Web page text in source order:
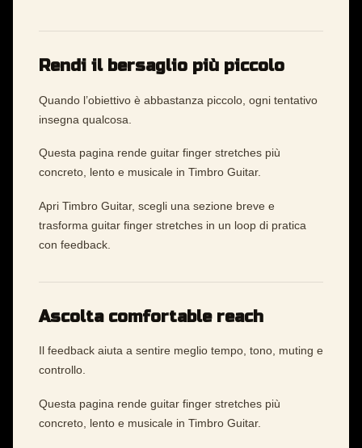
Rendi il bersaglio più piccolo
Quando l’obiettivo è abbastanza piccolo, ogni tentativo
insegna qualcosa.
Questa pagina rende guitar finger stretches più
concreto, lento e musicale in Timbro Guitar.
Apri Timbro Guitar, scegli una sezione breve e
trasforma guitar finger stretches in un loop di pratica
con feedback.
Ascolta comfortable reach
Il feedback aiuta a sentire meglio tempo, tono, muting e
controllo.
Questa pagina rende guitar finger stretches più
concreto, lento e musicale in Timbro Guitar.